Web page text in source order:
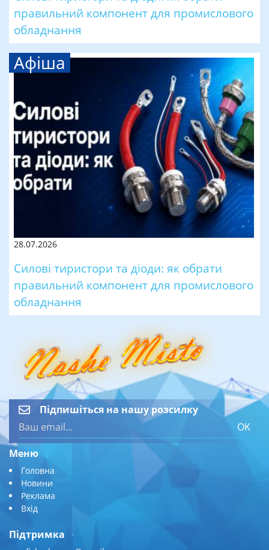
правильний компонент для промислового
обладнання
Афіша
28.07.2026
Силові тиристори та діоди: як обрати
правильний компонент для промислового
обладнання
Підпишіться на нашу розсилку
OK
Меню
Головна
Новини
Реклама
Вхід
Підтримка